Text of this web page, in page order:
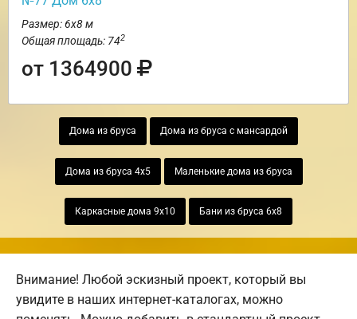
Размер: 6х8 м
Общая площадь: 742
от 1364900
Дома из бруса Дома из бруса с мансардой
Дома из бруса 4х5 Маленькие дома из бруса
Каркасные дома 9х10 Бани из бруса 6х8
Внимание! Любой эскизный проект, который вы
увидите в наших интернет-каталогах, можно